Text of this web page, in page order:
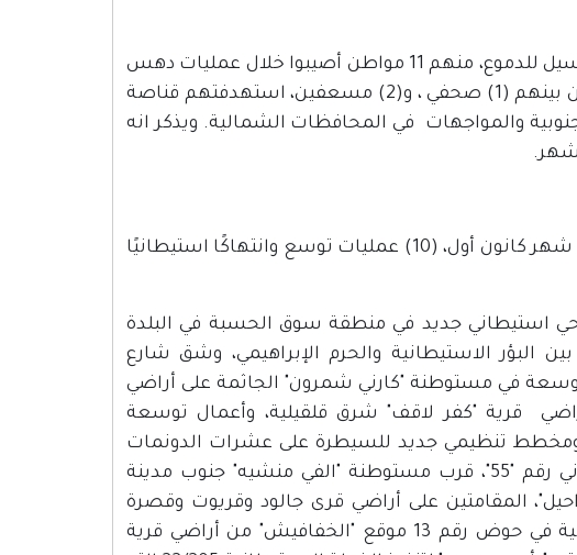
اصابة 160 فلسطينيا، بالرصاص الحي، والمئات بالغاز المسيل للدموع، منهم 11 مواطن أصيبوا خلال عمليات دهس
أو اعتداء عليهم من قبل المستوطنين وقوات الاحتلال، ومن بينهم (1) صحفي ، و(2) مسعفين، استهدفتهم قناصة
والمواجهات في المحافظات الشمالية. ويذكر انه
سجلت وكالة الأنباء والمعلومات الفلسطينية/ "وفا"، خلال شهر كانون أول، (10) عمليات توسع وانتهاكًا استيطانيًا
حي استيطاني جديد في منطقة سوق الحسبة في البلدة
البؤر الاستيطانية والحرم الإبراهيمي، وشق شارع
في مستوطنة "كارني شمرون" الجاثمة على أراضي
قرية "كفر لاقف" شرق قلقيلية، وأعمال توسعة
تنظيمي جديد للسيطرة على عشرات الدونمات
الزراعية جنوب قلقيلية لصالح توسعة الشارع الاستيطاني رقم "55"، قرب مستوطنة "الفي منشيه" جنوب مدينة
المقامتين على أراضي قرى جالود وقريوت وقصرة
جنوب نابلس، من خلال بناء عشرات الوحدات الاستيطانية في حوض رقم 13 موقع "الخفافيش" من أراضي قرية